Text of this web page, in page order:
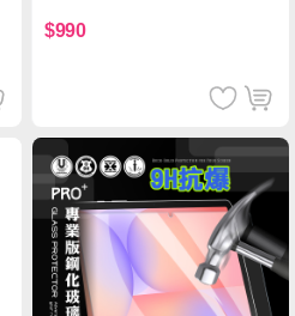
灣BSMI/中國CCC/歐美CE/FCC
認證
$990